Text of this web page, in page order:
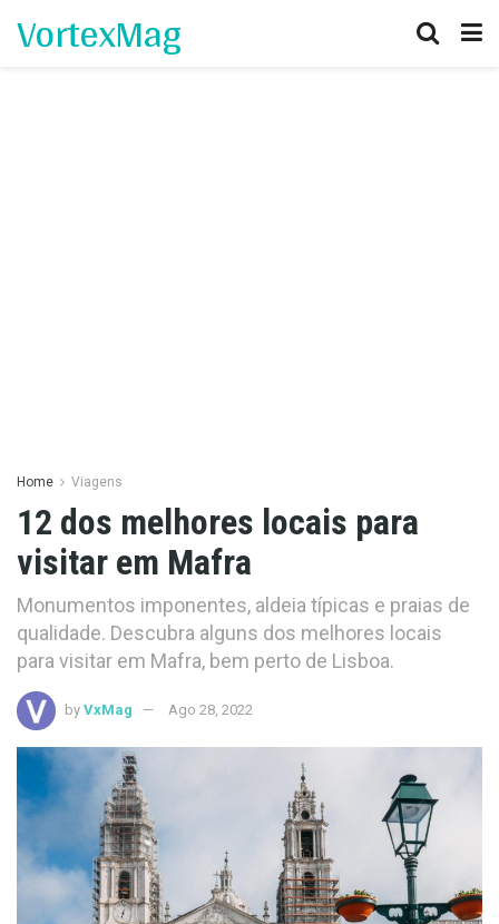
VortexMag
Home Viagens
12 dos melhores locais para
visitar em Mafra
Monumentos imponentes, aldeia típicas e praias de
qualidade. Descubra alguns dos melhores locais
para visitar em Mafra, bem perto de Lisboa.
by VxMag Ago 28, 2022